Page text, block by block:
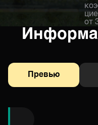
от
Превью